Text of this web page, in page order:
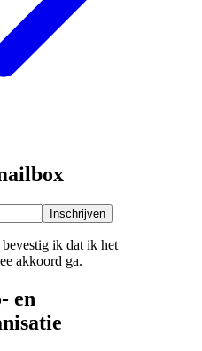
Inschrijven
ik dat ik het
akkoord ga.
en